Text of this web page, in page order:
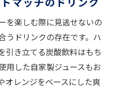
瞬間
旅
体験
詰まった逸品
を楽しむ際に見逃せないの
うドリンクの存在です。ハ
引き立てる炭酸飲料はもち
用した自家製ジュースもお
オレンジをベースにした爽